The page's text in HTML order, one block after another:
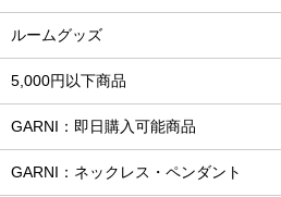
ルームグッズ
5,000円以下商品
GARNI：即日購入可能商品
GARNI：ネックレス・ペンダント